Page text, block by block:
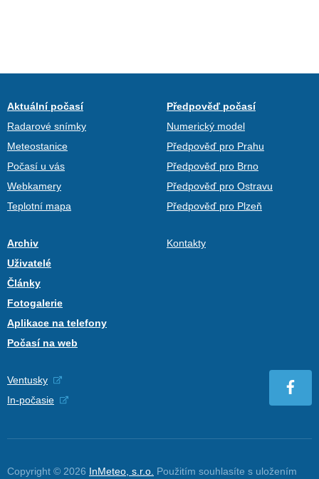
Aktuální počasí
Radarové snímky
Meteostanice
Počasí u vás
Webkamery
Teplotní mapa
Předpověď počasí
Numerický model
Předpověď pro Prahu
Předpověď pro Brno
Předpověď pro Ostravu
Předpověď pro Plzeň
Archiv
Uživatelé
Články
Fotogalerie
Aplikace na telefony
Počasí na web
Kontakty
Ventusky
In-počasie
Copyright © 2026 InMeteo, s.r.o. Použitím souhlasíte s uložením